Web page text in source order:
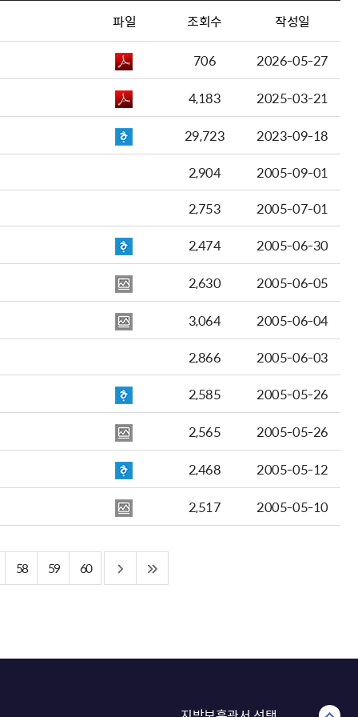
파일 조회수 작성일
706
2026-05-27
4,183
2025-03-21
29,723
2023-09-18
2,904
2005-09-01
2,753
2005-07-01
2,474
2005-06-30
2,630
2005-06-05
3,064
2005-06-04
2,866
2005-06-03
2,585
2005-05-26
2,565
2005-05-26
2,468
2005-05-12
2,517
2005-05-10
58 59 60